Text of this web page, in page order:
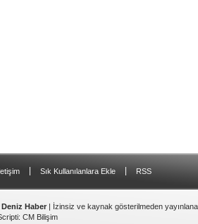
Sık Kullanılanlara Ekle RSS
Deniz Haber | İzinsiz ve kaynak gösterilmeden
: CM Bilişim